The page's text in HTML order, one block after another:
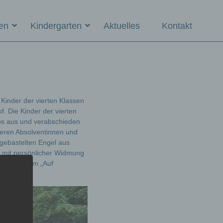
Kindergarten Aktuelles Kontakt
der vierten Klassen
Die Kinder der vierten
aus und verabschieden
Absolventinnen und
Engel aus
persönlicher Widmung
mit einem „Auf